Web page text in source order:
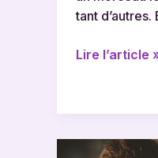
tant d’autres.
Lire l’article